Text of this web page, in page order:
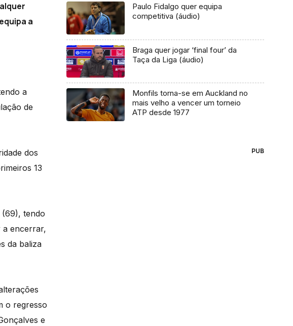
a
a
de
dos
13
(69), tendo
a encerrar,
da baliza
o regresso
e
Paulo Fidalgo quer equipa
competitiva (áudio)
Braga quer jogar ‘final four’ da
Taça da Liga (áudio)
Monfils torna-se em Auckland no
mais velho a vencer um torneio
ATP desde 1977
PUB